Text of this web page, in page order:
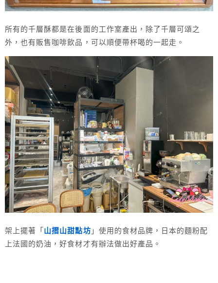
所有的千層酥都是在後面的工作室產出，除了千層可頌之
外，也有販售咖啡飲品，可以順便帶杯喝的一起走。
架上擺著「 山摺山甜點坊 」使用的食材品牌，日本的麵粉配
上法國的奶油，好食材才有辦法做出好產品。